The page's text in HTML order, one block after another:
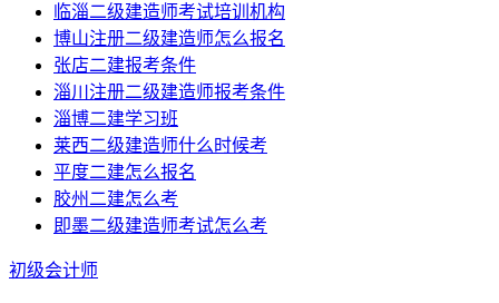
临淄二级建造师考试培训机构
博山注册二级建造师怎么报名
张店二建报考条件
淄川注册二级建造师报考条件
淄博二建学习班
莱西二级建造师什么时候考
平度二建怎么报名
胶州二建怎么考
即墨二级建造师考试怎么考
初级会计师